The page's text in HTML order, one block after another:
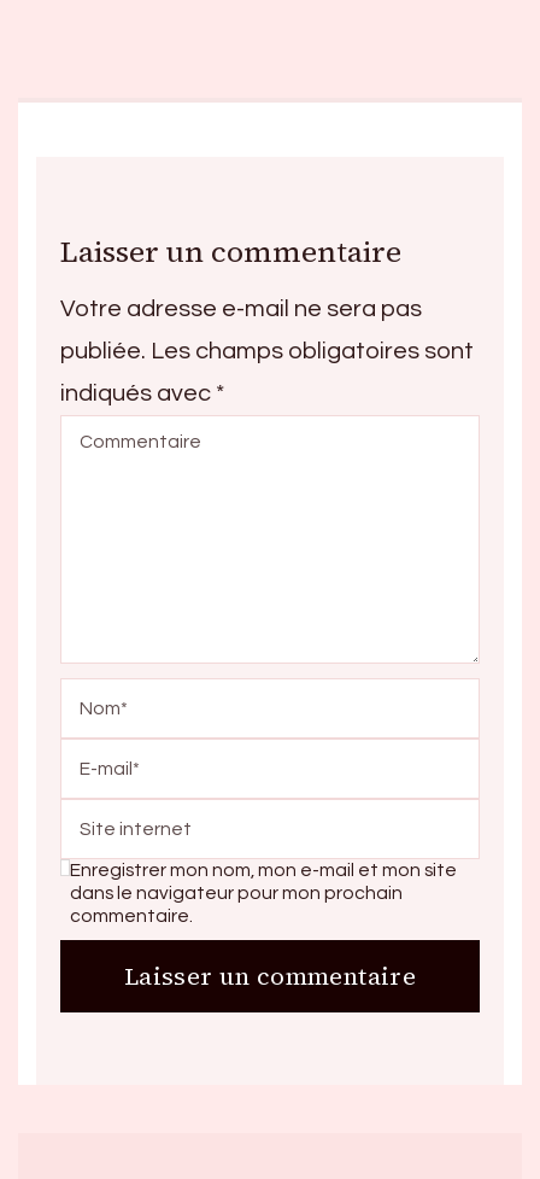
Laisser un commentaire
Votre adresse e-mail ne sera pas
publiée. Les champs obligatoires sont
indiqués avec *
Enregistrer mon nom, mon e-mail et mon site
dans le navigateur pour mon prochain
commentaire.